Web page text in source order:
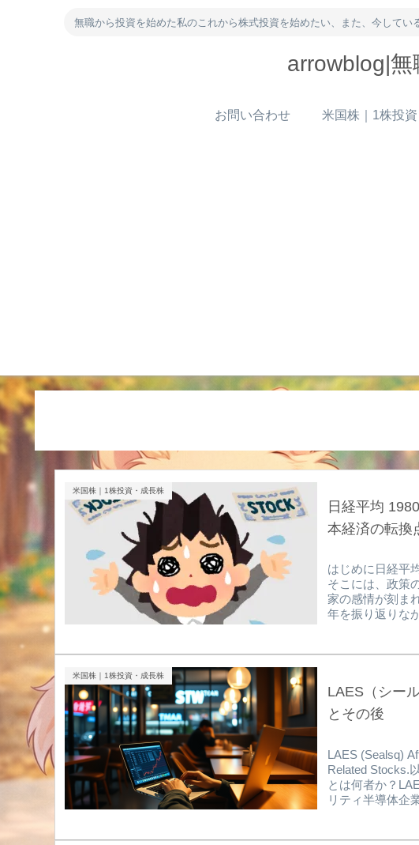
無職から投資を始めた私のこれから株式投資を始めたい、また、今して
arrowblog|
お問い合わせ
米国株｜1株投資・成長株
日経平均
本経済の転換
はじめに日経平
そこには、政策
家の感情が刻ま
年を振り返りな
日本市場も連鎖
プログラム売買
日経平均は史上
と金融引き締め
米国株｜1株投資・成長株
LAES（シー
とその後
LAES (Sealsq)
Related Stocks.
とは何者か？
リティ半導体企
ており、量子